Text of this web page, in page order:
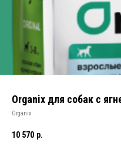
Organix для собак с
Organix
10 570 р.